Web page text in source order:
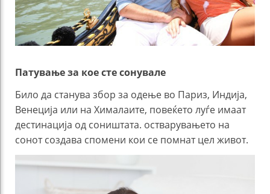
Патување за кое сте сонувале
Било да станува збор за одење во Париз, Индија,
Венеција или на Хималаите, повеќето луѓе имаат
дестинација од соништата. остварувањето на
сонот создава спомени кои се помнат цел живот.